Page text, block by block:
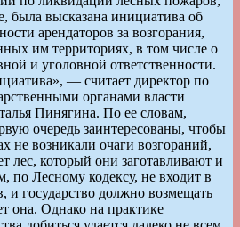
была высказана инициатива об
арендаторов за возгорания,
им территориях, в том числе о
и уголовной ответственности.
— считает директор по
органами власти
Пинягина. По ее словам,
очередь заинтересованы, чтобы
не возникали очаги возгораний,
лес, который они заготавливают и
по Лесному кодексу, не входит в
и государство должно возмещать
она. Однако на практике